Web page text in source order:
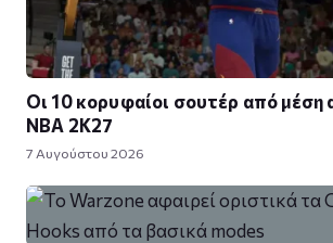
Οι 10 κορυφαίοι σουτέρ από
NBA 2K27
7 Αυγούστου 2026